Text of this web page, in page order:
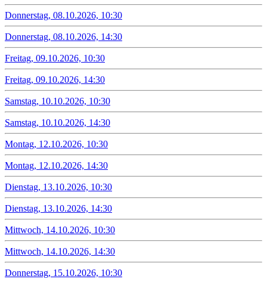
Donnerstag, 08.10.2026, 10:30
Donnerstag, 08.10.2026, 14:30
Freitag, 09.10.2026, 10:30
Freitag, 09.10.2026, 14:30
Samstag, 10.10.2026, 10:30
Samstag, 10.10.2026, 14:30
Montag, 12.10.2026, 10:30
Montag, 12.10.2026, 14:30
Dienstag, 13.10.2026, 10:30
Dienstag, 13.10.2026, 14:30
Mittwoch, 14.10.2026, 10:30
Mittwoch, 14.10.2026, 14:30
Donnerstag, 15.10.2026, 10:30